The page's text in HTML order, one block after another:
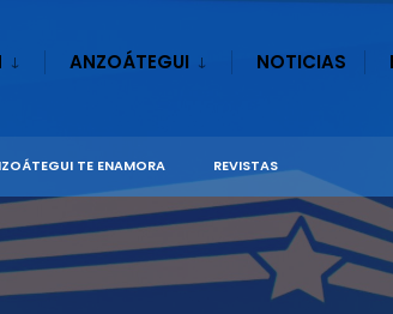
ANZOÁTEGUI NOTICIAS
TE ENAMORA REVISTAS